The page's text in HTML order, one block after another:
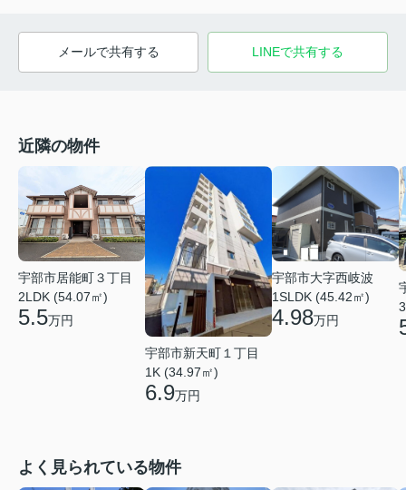
メールで共有する LINEで共有する
近隣の物件
宇部市居能町３丁目
2LDK (54.07㎡)
5.5万円
宇部市新天町１丁目
1K (34.97㎡)
6.9万円
宇部市大字西岐波
1SLDK (45.42㎡)
4.98万円
よく見られている物件